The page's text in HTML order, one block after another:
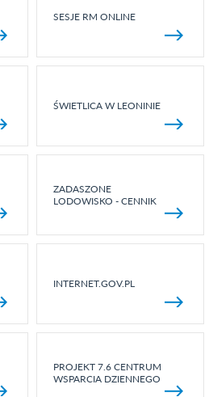
SESJE RM ONLINE
ŚWIETLICA W LEONINIE
ZADASZONE
LODOWISKO - CENNIK
INTERNET.GOV.PL
PROJEKT 7.6 CENTRUM
WSPARCIA DZIENNEGO